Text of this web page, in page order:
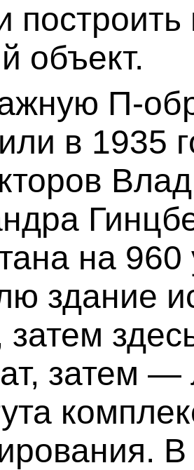
объект.
П-
в 1935
на
здание
затем
затем —